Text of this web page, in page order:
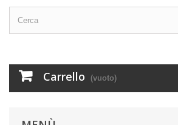
Carrello (vuoto)